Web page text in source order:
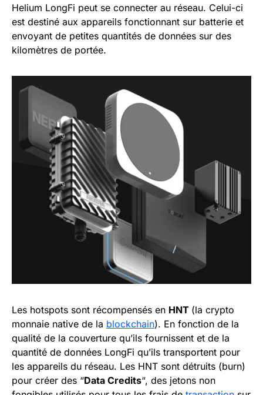
Helium LongFi peut se connecter au réseau. Celui-ci
est destiné aux appareils fonctionnant sur batterie et
envoyant de petites quantités de données sur des
kilomètres de portée.
Les hotspots sont récompensés en HNT (la crypto
monnaie native de la blockchain). En fonction de la
qualité de la couverture qu’ils fournissent et de la
quantité de données LongFi qu’ils transportent pour
les appareils du réseau. Les HNT sont détruits (burn)
pour créer des “Data Credits“, des jetons non